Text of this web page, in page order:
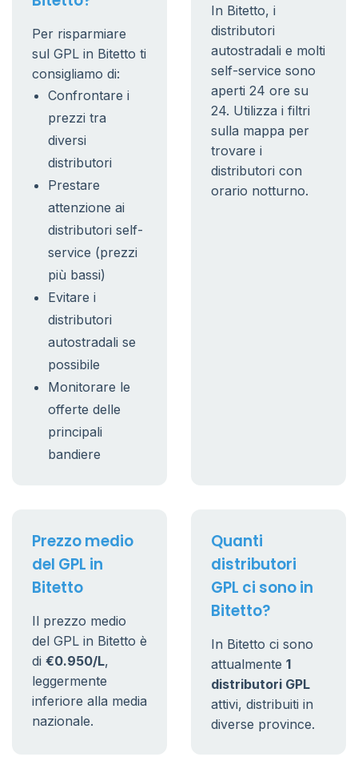
Per risparmiare
sul GPL in Bitetto ti
consigliamo di:
Confrontare i
prezzi tra
diversi
distributori
Prestare
attenzione ai
distributori self-
service (prezzi
più bassi)
Evitare i
distributori
autostradali se
possibile
Monitorare le
offerte delle
principali
bandiere
In Bitetto, i
distributori
autostradali e molti
self-service sono
aperti 24 ore su
24. Utilizza i filtri
sulla mappa per
trovare i
distributori con
orario notturno.
Prezzo medio
del GPL in
Bitetto
Il prezzo medio
del GPL in Bitetto è
di €0.950/L,
leggermente
inferiore alla media
nazionale.
Quanti
distributori
GPL ci sono in
Bitetto?
In Bitetto ci sono
attualmente 1
distributori GPL
attivi, distribuiti in
diverse province.